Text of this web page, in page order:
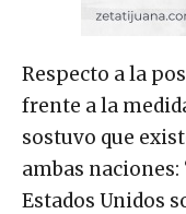
Respecto a la
frente a la
sostuvo que
ambas
Estados Unidos